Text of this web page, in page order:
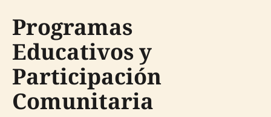
Programas
Educativos y
Participación
Comunitaria